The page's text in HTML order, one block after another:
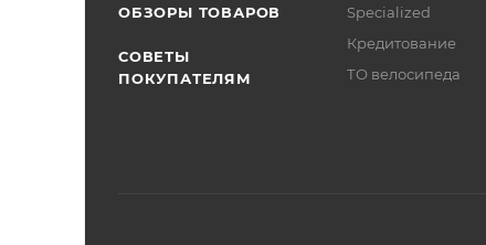
ОБЗОРЫ ТОВАРОВ
СОВЕТЫ
ПОКУПАТЕЛЯМ
Specialized
Кредитование
ТО велосипеда